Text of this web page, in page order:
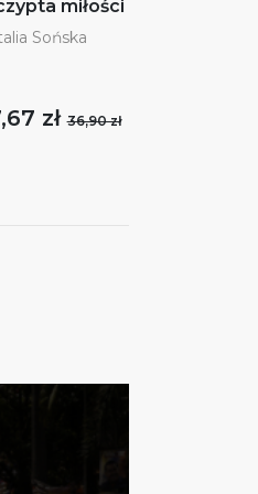
miłości
Sońska
zł36,90 zł